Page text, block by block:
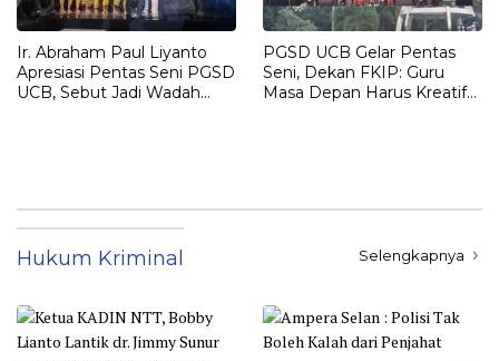
Ir. Abraham Paul Liyanto
Apresiasi Pentas Seni PGSD
UCB, Sebut Jadi Wadah
PGSD UCB Gelar Pentas
Seni, Dekan FKIP: Guru
Masa Depan Harus Kreatif
Hukum Kriminal Selengkapnya